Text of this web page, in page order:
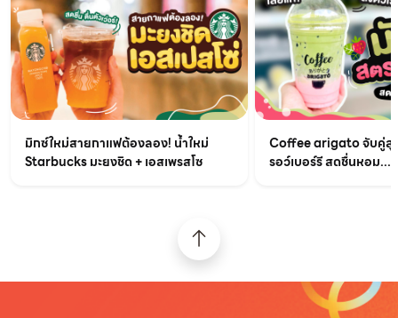
มิกซ์ใหม่สายกาแฟต้องลอง! น้ำใหม่
Starbucks มะยงชิด + เอสเพรสโซ
Coffee arigato จับคู่สุ
รอว์เบอร์รี สดชื่นหอม...